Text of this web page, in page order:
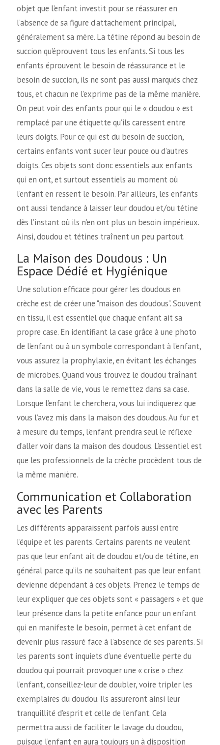
objet que l’enfant investit pour se réassurer en
l’absence de sa figure d’attachement principal,
généralement sa mère. La tétine répond au besoin de
succion qu’éprouvent tous les enfants. Si tous les
enfants éprouvent le besoin de réassurance et le
besoin de succion, ils ne sont pas aussi marqués chez
tous, et chacun ne l’exprime pas de la même manière.
On peut voir des enfants pour qui le « doudou » est
remplacé par une étiquette qu’ils caressent entre
leurs doigts. Pour ce qui est du besoin de succion,
certains enfants vont sucer leur pouce ou d’autres
doigts. Ces objets sont donc essentiels aux enfants
qui en ont, et surtout essentiels au moment où
l’enfant en ressent le besoin. Par ailleurs, les enfants
ont aussi tendance à laisser leur doudou et/ou tétine
dès l’instant où ils n’en ont plus un besoin impérieux.
Ainsi, doudou et tétines traînent un peu partout.
La Maison des Doudous : Un
Espace Dédié et Hygiénique
Une solution efficace pour gérer les doudous en
crèche est de créer une "maison des doudous". Souvent
en tissu, il est essentiel que chaque enfant ait sa
propre case. En identifiant la case grâce à une photo
de l’enfant ou à un symbole correspondant à l’enfant,
vous assurez la prophylaxie, en évitant les échanges
de microbes. Quand vous trouvez le doudou traînant
dans la salle de vie, vous le remettez dans sa case.
Lorsque l’enfant le cherchera, vous lui indiquerez que
vous l’avez mis dans la maison des doudous. Au fur et
à mesure du temps, l’enfant prendra seul le réflexe
d’aller voir dans la maison des doudous. L’essentiel est
que les professionnels de la crèche procèdent tous de
la même manière.
Communication et Collaboration
avec les Parents
Les différents apparaissent parfois aussi entre
l’équipe et les parents. Certains parents ne veulent
pas que leur enfant ait de doudou et/ou de tétine, en
général parce qu’ils ne souhaitent pas que leur enfant
devienne dépendant à ces objets. Prenez le temps de
leur expliquer que ces objets sont « passagers » et que
leur présence dans la petite enfance pour un enfant
qui en manifeste le besoin, permet à cet enfant de
devenir plus rassuré face à l’absence de ses parents. Si
les parents sont inquiets d’une éventuelle perte du
doudou qui pourrait provoquer une « crise » chez
l’enfant, conseillez-leur de doubler, voire tripler les
exemplaires du doudou. Ils assureront ainsi leur
tranquillité d’esprit et celle de l’enfant. Cela
permettra aussi de faciliter le lavage du doudou,
puisque l’enfant en aura toujours un à disposition